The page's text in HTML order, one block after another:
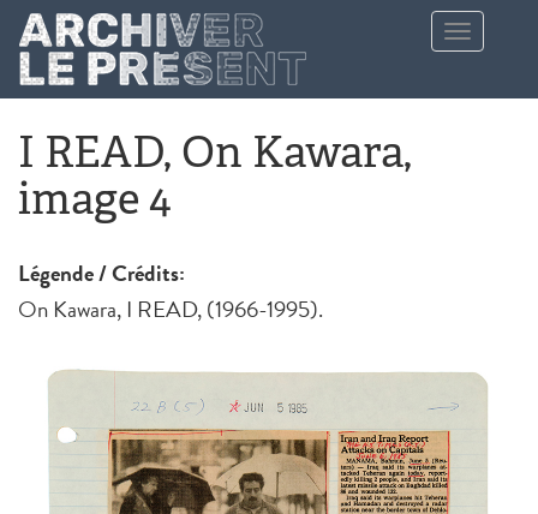
Aller au contenu principal
Toggle
navigation
I READ, On Kawara,
image 4
Légende / Crédits:
On Kawara, I READ, (1966-1995).